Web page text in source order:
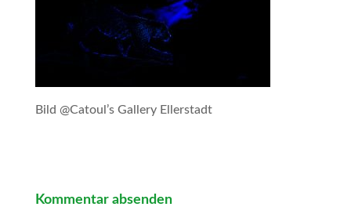
Bild @Catoul’s Gallery Ellerstadt
Kommentar absenden